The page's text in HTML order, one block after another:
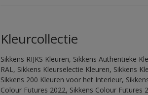
Kleurcollectie
Sikkens RIJKS Kleuren, Sikkens Authentieke
RAL, Sikkens Kleurselectie Kleuren, Sikkens
Sikkens 200 Kleuren voor het Interieur,
Colour Futures 2022, Sikkens Colour Futures